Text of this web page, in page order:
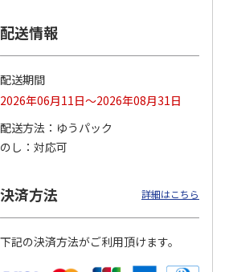
＜お中元＞信州地粉
おやき こやき（２
５個）
3,800円
＜お中元＞＜日本の
極み＞鯖缶セット
4,650円
(送料・税込)
配送情報
配送期間
2026年06月11日～2026年08月31日
配送方法
ゆうパック
のし
対応可
決済方法 詳細はこちら
下記の決済方法がご利用頂けます。